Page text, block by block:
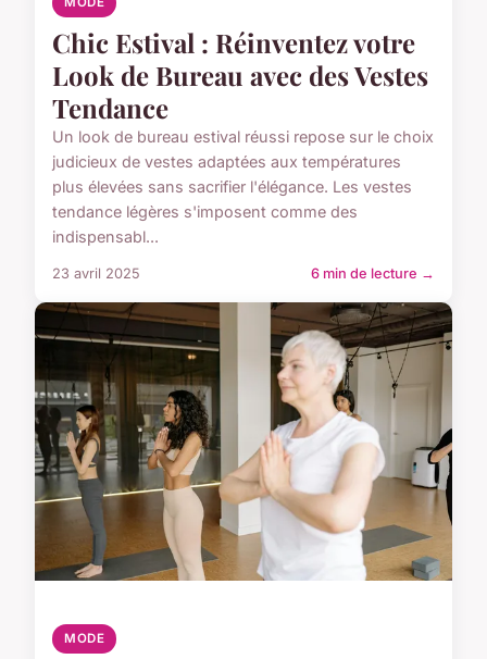
Chic Estival : Réinventez votre
Look de Bureau avec des Vestes
Tendance
Un look de bureau estival réussi repose sur le choix
judicieux de vestes adaptées aux températures
plus élevées sans sacrifier l'élégance. Les vestes
tendance légères s'imposent comme des
indispensabl...
23 avril 2025 6 min de lecture →
MODE